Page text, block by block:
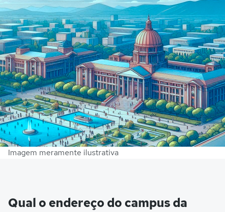
Imagem meramente ilustrativa
Qual o endereço do campus da